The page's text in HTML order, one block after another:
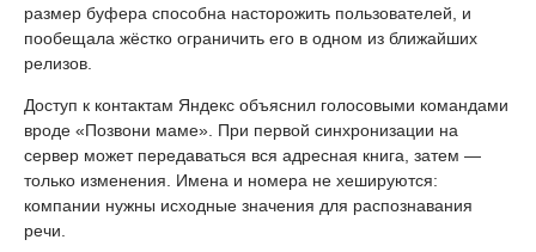
размер буфера способна насторожить пользователей, и
пообещала жёстко ограничить его в одном из ближайших
релизов.
Доступ к контактам Яндекс объяснил голосовыми командами
вроде «Позвони маме». При первой синхронизации на
сервер может передаваться вся адресная книга, затем —
только изменения. Имена и номера не хешируются:
компании нужны исходные значения для распознавания
речи.